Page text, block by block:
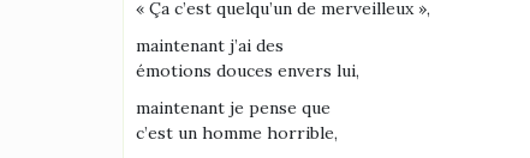
« Ça c’est quelqu’un de merveilleux »,
maintenant j’ai des
émotions douces envers lui,
maintenant je pense que
c’est un homme horrible,